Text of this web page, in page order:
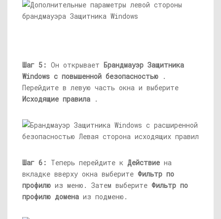
Шаг 5: Он открывает Брандмауэр Защитника
Windows с повышенной безопасностью .
Перейдите в левую часть окна и выберите
Исходящие правила .
Шаг 6: Теперь перейдите к Действие на
вкладке вверху окна выберите Фильтр по
профилю из меню. Затем выберите Фильтр по
профилю домена из подменю.